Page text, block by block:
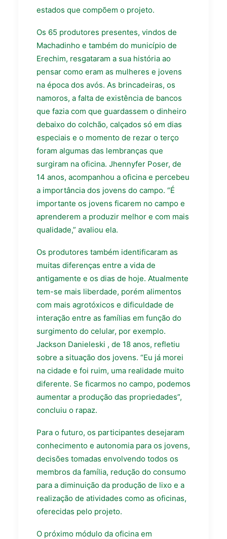
estados que compõem o projeto.
Os 65 produtores presentes, vindos de
Machadinho e também do município de
Erechim, resgataram a sua história ao
pensar como eram as mulheres e jovens
na época dos avós. As brincadeiras, os
namoros, a falta de existência de bancos
que fazia com que guardassem o dinheiro
debaixo do colchão, calçados só em dias
especiais e o momento de rezar o terço
foram algumas das lembranças que
surgiram na oficina. Jhennyfer Poser, de
14 anos, acompanhou a oficina e percebeu
a importância dos jovens do campo. “É
importante os jovens ficarem no campo e
aprenderem a produzir melhor e com mais
qualidade,” avaliou ela.
Os produtores também identificaram as
muitas diferenças entre a vida de
antigamente e os dias de hoje. Atualmente
tem-se mais liberdade, porém alimentos
com mais agrotóxicos e dificuldade de
interação entre as famílias em função do
surgimento do celular, por exemplo.
Jackson Danieleski , de 18 anos, refletiu
sobre a situação dos jovens. “Eu já morei
na cidade e foi ruim, uma realidade muito
diferente. Se ficarmos no campo, podemos
aumentar a produção das propriedades”,
concluiu o rapaz.
Para o futuro, os participantes desejaram
conhecimento e autonomia para os jovens,
decisões tomadas envolvendo todos os
membros da família, redução do consumo
para a diminuição da produção de lixo e a
realização de atividades como as oficinas,
oferecidas pelo projeto.
O próximo módulo da oficina em